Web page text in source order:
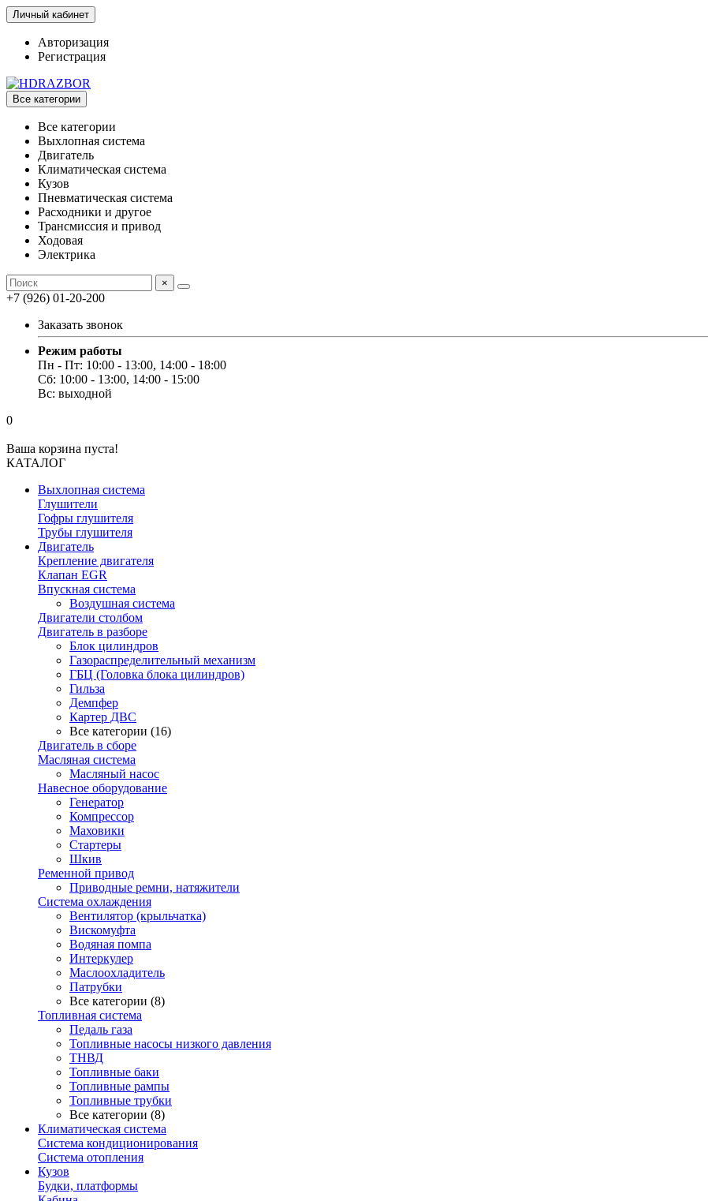
Личный кабинет
Авторизация
Регистрация
Все категории
Все категории
Выхлопная система
Двигатель
Климатическая система
Кузов
Пневматическая система
Расходники и другое
Трансмиссия и привод
Ходовая
Электрика
×
+7 (926) 01-20-200
Заказать звонок
Режим работы
Пн - Пт: 10:00 - 13:00, 14:00 - 18:00
Сб: 10:00 - 13:00, 14:00 - 15:00
Вс: выходной
0
Ваша корзина пуста!
КАТАЛОГ
Выхлопная система
Глушители
Гофры глушителя
Трубы глушителя
Двигатель
Крепление двигателя
Клапан EGR
Впускная система
Воздушная система
Двигатели столбом
Двигатель в разборе
Блок цилиндров
Газораспределительный механизм
ГБЦ (Головка блока цилиндров)
Гильза
Демпфер
Картер ДВС
Все категории (16)
Двигатель в сборе
Масляная система
Масляный насос
Навесное оборудование
Генератор
Компрессор
Маховики
Стартеры
Шкив
Ременной привод
Приводные ремни, натяжители
Система охлаждения
Вентилятор (крыльчатка)
Вискомуфта
Водяная помпа
Интеркулер
Маслоохладитель
Патрубки
Все категории (8)
Топливная система
Педаль газа
Топливные насосы низкого давления
ТНВД
Топливные баки
Топливные рампы
Топливные трубки
Все категории (8)
Климатическая система
Система кондиционирования
Система отопления
Кузов
Будки, платформы